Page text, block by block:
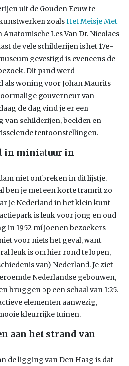
uit de Gouden Eeuw te
zoals Het Meisje Met
Anatomische Les Van Dr. Nicolaes
de vele schilderijen is het 17e-
gevestigd is eveneens de
Dit pand werd
als woning voor Johan Maurits
gouverneur van
de dag vind je er een
van schilderijen, beelden en
tentoonstellingen.
in miniatuur in
niet ontbreken in dit lijstje.
ben je met een korte tramrit zo
je Nederland in het klein kunt
is leuk voor jong en oud
in 1952 miljoenen bezoekers
voor niets het geval, want
leuk is om hier rond te lopen,
van) Nederland. Je ziet
Nederlandse gebouwen,
bruggen op een schaal van 1:25.
elementen aanwezig,
kleurrijke tuinen.
aan het strand van
de ligging van Den Haag is dat